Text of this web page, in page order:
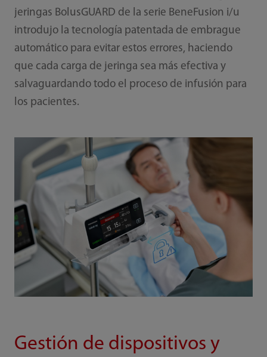
jeringas BolusGUARD de la serie BeneFusion i/u
introdujo la tecnología patentada de embrague
automático para evitar estos errores, haciendo
que cada carga de jeringa sea más efectiva y
salvaguardando todo el proceso de infusión para
los pacientes.
Gestión de dispositivos y